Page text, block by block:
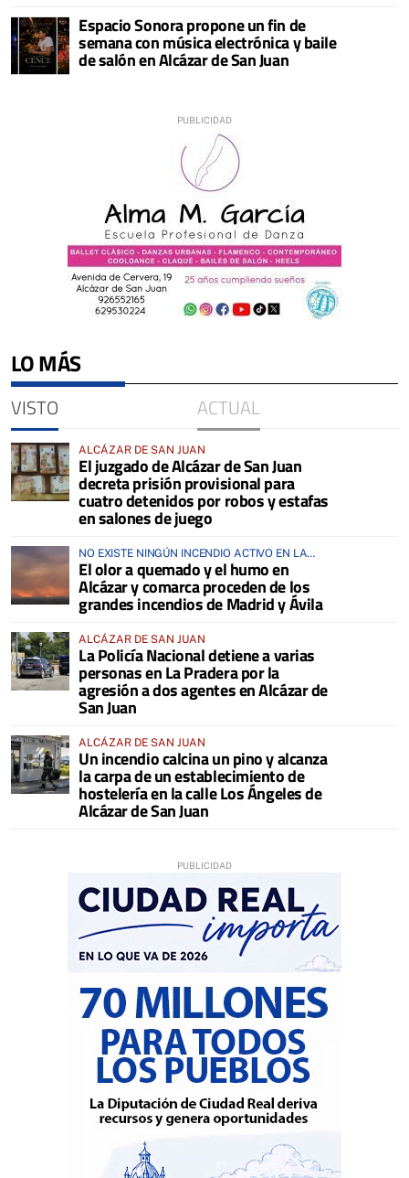
Espacio Sonora propone un fin de
semana con música electrónica y baile
de salón en Alcázar de San Juan
LO MÁS
VISTO ACTUAL
ALCÁZAR DE SAN JUAN
El juzgado de Alcázar de San Juan
decreta prisión provisional para
cuatro detenidos por robos y estafas
en salones de juego
NO EXISTE NINGÚN INCENDIO ACTIVO EN LA
COMARCA
El olor a quemado y el humo en
Alcázar y comarca proceden de los
grandes incendios de Madrid y Ávila
ALCÁZAR DE SAN JUAN
La Policía Nacional detiene a varias
personas en La Pradera por la
agresión a dos agentes en Alcázar de
San Juan
ALCÁZAR DE SAN JUAN
Un incendio calcina un pino y alcanza
la carpa de un establecimiento de
hostelería en la calle Los Ángeles de
Alcázar de San Juan